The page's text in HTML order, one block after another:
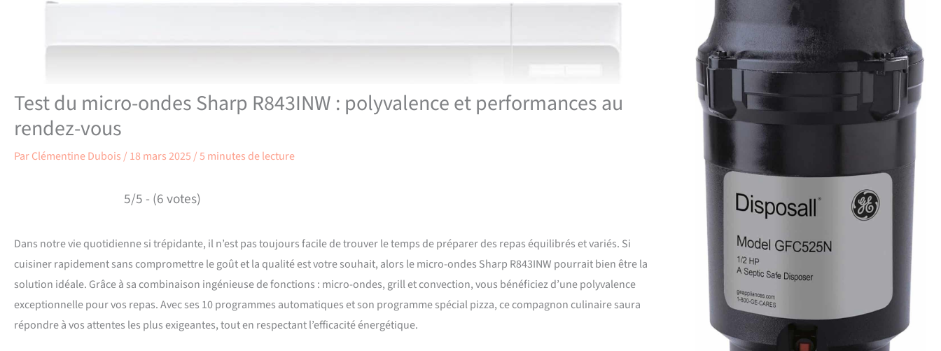
Test du micro-ondes Sharp R843INW : polyvalence et performances au
rendez-vous
ParClémentine Dubois/ 18 mars 2025/5 minutes de lecture
5/5 - (6 votes)
Dans notre vie quotidienne si trépidante, il n’est pas toujours facile de trouver le temps de préparer des repas équilibrés et variés. Si
cuisiner rapidement sans compromettre le goût et la qualité est votre souhait, alors le micro-ondes Sharp R843INW pourrait bien être la
solution idéale. Grâce à sa combinaison ingénieuse de fonctions : micro-ondes, grill et convection, vous bénéficiez d’une polyvalence
exceptionnelle pour vos repas. Avec ses 10 programmes automatiques et son programme spécial pizza, ce compagnon culinaire saura
répondre à vos attentes les plus exigeantes, tout en respectant l’efficacité énergétique.